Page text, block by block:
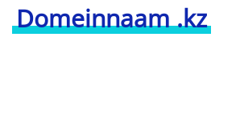
Domeinnaam .kz